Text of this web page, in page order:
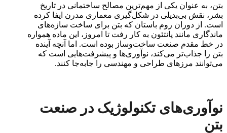
بتن، به عنوان یکی از مهم‌ترین مصالح ساختمانی در تاریخ
بشر، نقش بی‌بدیلی در شکل‌گیری معماری مدرن ایفا کرده
است. از دوران روم باستان که بتن برای ساخت سازه‌های
ماندگاری مانند پانتئون به کار رفت تا امروز، این ماده همواره
در خط مقدم صنعت ساخت‌وساز بوده است. اما آنچه آینده
بتن را جذاب‌تر می‌کند، نوآوری‌ها و پیشرفت‌هایی است که
می‌توانند مرزهای طراحی و مهندسی را جابه‌جا کنند.
نوآوری‌های تکنولوژیک در صنعت
بتن